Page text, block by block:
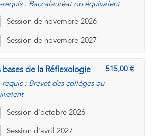
requis : Baccalauréat ou équivalent
Session de novembre 2026
Session de novembre 2027
515,00
bases de la Réflexologie
requis : Brevet des collèges ou
Session d'octobre 2026
Session d'avril 2027